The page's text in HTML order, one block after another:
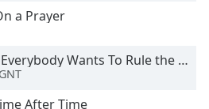
a Prayer
Everybody Wants To Rule the World
After Time